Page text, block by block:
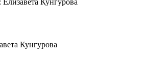
Кунгурова
Кунгурова